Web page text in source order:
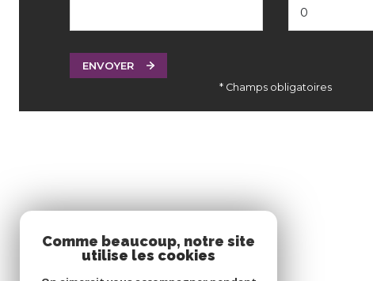
ENVOYER
* Champs obligatoires
Comme beaucoup, notre site
utilise les cookies